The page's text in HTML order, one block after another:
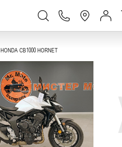
HONDA CB1000 HORNET